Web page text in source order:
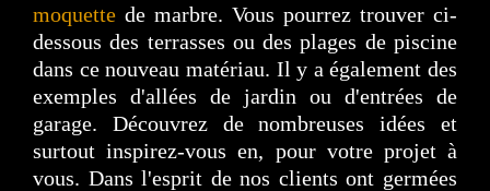
moquette de marbre. Vous pourrez trouver ci-
dessous des terrasses ou des plages de piscine
dans ce nouveau matériau. Il y a également des
exemples d'allées de jardin ou d'entrées de
garage. Découvrez de nombreuses idées et
surtout inspirez-vous en, pour votre projet à
vous. Dans l'esprit de nos clients ont germées